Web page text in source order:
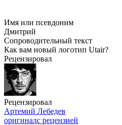
Имя или псевдоним
Дмитрий
Сопроводительный текст
Как вам новый логотип Utair?
Рецензировал
Рецензировал
Артемий Лебедев
оригиналс рецензией